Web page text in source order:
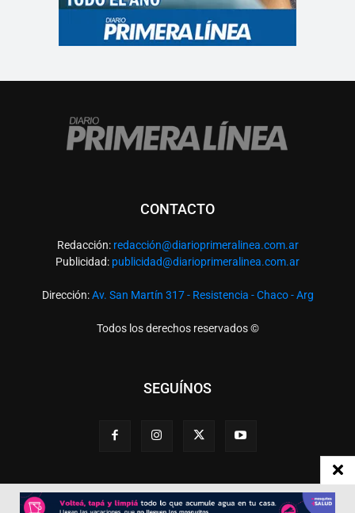
CONTACTO
Redacción: redacción@diarioprimeralinea.com.ar
Publicidad: publicidad@diarioprimeralinea.com.ar
Dirección:Av. San Martín 317 - Resistencia - Chaco - Arg
Todos los derechos reservados ©
SEGUÍNOS